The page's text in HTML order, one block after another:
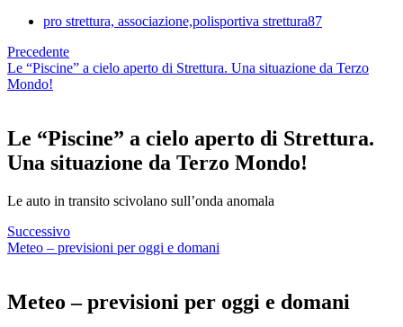
pro strettura, associazione,polisportiva strettura87
Precedente
Le “Piscine” a cielo aperto di Strettura. Una situazione da Terzo
Mondo!
Le “Piscine” a cielo aperto di Strettura.
Una situazione da Terzo Mondo!
Le auto in transito scivolano sull’onda anomala
Successivo
Meteo – previsioni per oggi e domani
Meteo – previsioni per oggi e domani